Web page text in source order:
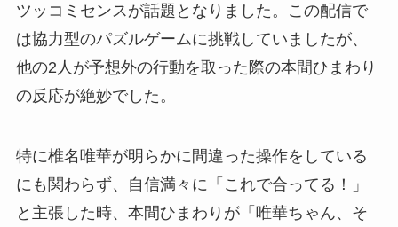
ツッコミセンスが話題となりました。この配信で
は協力型のパズルゲームに挑戦していましたが、
他の2人が予想外の行動を取った際の本間ひまわり
の反応が絶妙でした。
特に椎名唯華が明らかに間違った操作をしている
にも関わらず、自信満々に「これで合ってる！」
と主張した時、本間ひまわりが「唯華ちゃん、そ